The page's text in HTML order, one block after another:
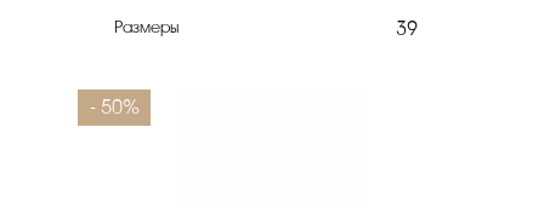
Размеры 39
- 50%